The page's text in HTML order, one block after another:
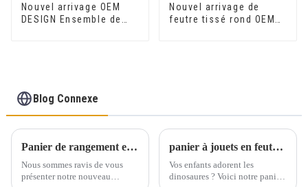
Nouvel arrivage OEM
DESIGN Ensemble de
Nouvel arrivage de
feutre tissé rond OEM
Blog Connexe
Panier de rangement en mélange de coton et de feutre
Nous sommes ravis de vous
présenter notre nouveau
panier à jouets en feutre --- Rolking Felt Wency
Vos enfants adorent les
dinosaures ? Voici notre panier